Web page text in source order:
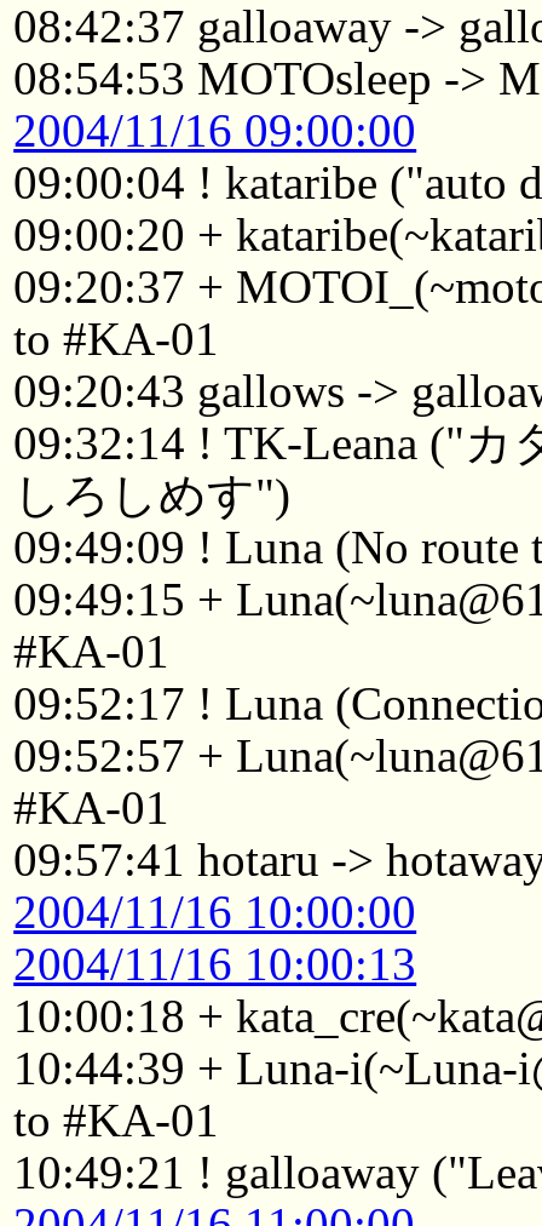
08:42:37 galloaway ->
08:54:53 MOTOsleep ->
2004/11/16 09:00:00
09:00:04 ! kataribe ("auto
09:00:20 +
09:20:37 +
to #KA-01
09:20:43 gallows ->
09:32:14 ! TK-Leana ("
しろしめす")
09:49:09 ! Luna (No route
09:49:15 +
#KA-01
09:52:17 ! Luna
09:52:57 +
#KA-01
09:57:41 hotaru ->
2004/11/16 10:00:00
2004/11/16 10:00:13
10:00:18 +
10:44:39 + Luna-i(~Luna-
to #KA-01
10:49:21 ! galloaway